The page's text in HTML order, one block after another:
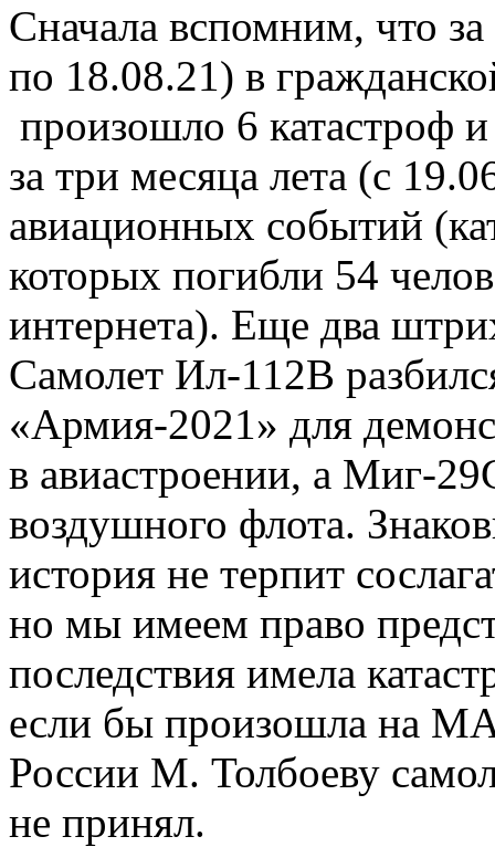
Сначала вспомним, что
по 18.08.21) в
произошло 6 катастроф
за три месяца лета (с
авиационных событий
которых погибли 54
интернета). Еще два
Самолет Ил-112В
«Армия-2021» для
в авиастроении, а Миг-
воздушного флота.
история не терпит
но мы имеем право
последствия имела
если бы произошла на
России М. Толбоеву
не принял.